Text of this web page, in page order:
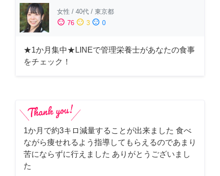
女性 / 40代 / 東京都
sentiment_satisfied 76 sentiment_neutral 3 sentiment_dissatisfied 0
★1か月集中★LINEで管理栄養士があなたの食事
をチェック！
1か月で約3キロ減量することが出来ました 食べ
ながら痩せれるよう指導してもらえるのであまり
苦にならずに行えました ありがとうございまし
た